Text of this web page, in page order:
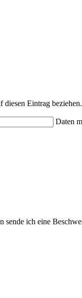
diesen Eintrag beziehen.
Daten
ich eine